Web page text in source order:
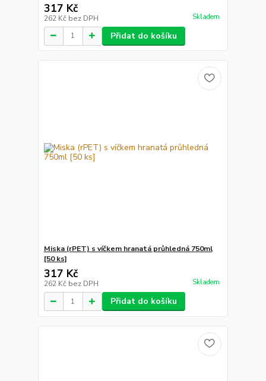
317 Kč
262 Kč bez DPH Skladem
Přidat do košíku
Miska (rPET) s víčkem hranatá průhledná 750ml
[50 ks]
317 Kč
262 Kč bez DPH Skladem
Přidat do košíku